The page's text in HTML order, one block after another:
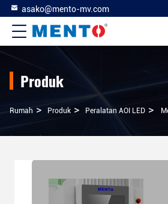
asako@mento-mv.com
Produk
Rumah > Produk > Peralatan AOI LED >